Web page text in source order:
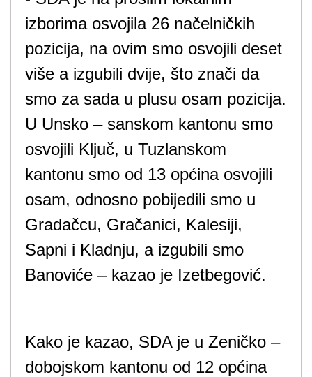
izborima osvojila 26 načelničkih
pozicija, na ovim smo osvojili deset
više a izgubili dvije, što znači da
smo za sada u plusu osam pozicija.
U Unsko – sanskom kantonu smo
osvojili Ključ, u Tuzlanskom
kantonu smo od 13 općina osvojili
osam, odnosno pobijedili smo u
Gradačcu, Gračanici, Kalesiji,
Sapni i Kladnju, a izgubili smo
Banoviće – kazao je Izetbegović.
Kako je kazao, SDA je u Zeničko –
dobojskom kantonu od 12 općina